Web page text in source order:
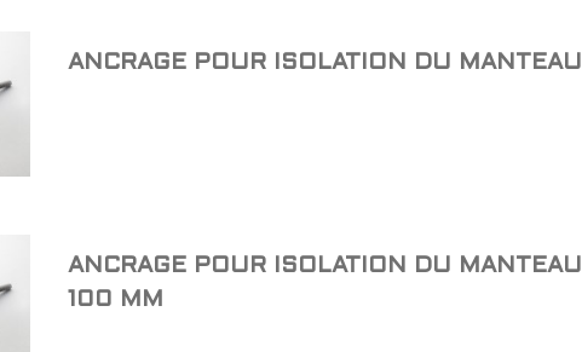
ANCRAGE POUR ISOLATION DU MANTEAU
ANCRAGE POUR ISOLATION DU MANTEAU
100 MM